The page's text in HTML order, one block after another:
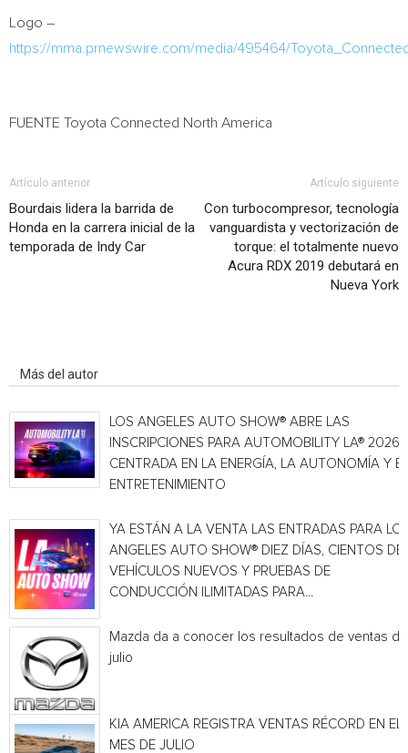
Logo –
https://mma.prnewswire.com/media/495464/
FUENTE Toyota Connected North America
Artículo anterior
Bourdais lidera la barrida de
Honda en la carrera inicial de la
temporada de Indy Car
Artículo siguiente
Con turbocompresor, tecnología
vanguardista y vectorización de
torque: el totalmente nuevo
Acura RDX 2019 debutará en
Nueva York
Más del autor
LOS ANGELES AUTO SHOW® ABRE LAS
INSCRIPCIONES PARA AUTOMOBILITY LA® 2026,
CENTRADA EN LA ENERGÍA, LA AUTONOMÍA Y EL
ENTRETENIMIENTO
YA ESTÁN A LA VENTA LAS ENTRADAS PARA
ANGELES AUTO SHOW® DIEZ DÍAS, CIENTOS DE
VEHÍCULOS NUEVOS Y PRUEBAS DE
CONDUCCIÓN ILIMITADAS PARA...
Mazda da a conocer los resultados de ventas de
julio
KIA AMERICA REGISTRA VENTAS RÉCORD EN EL
MES DE JULIO